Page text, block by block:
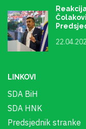
LINKOVI
SDA BiH
SDA HNK
Predsjednik stranke